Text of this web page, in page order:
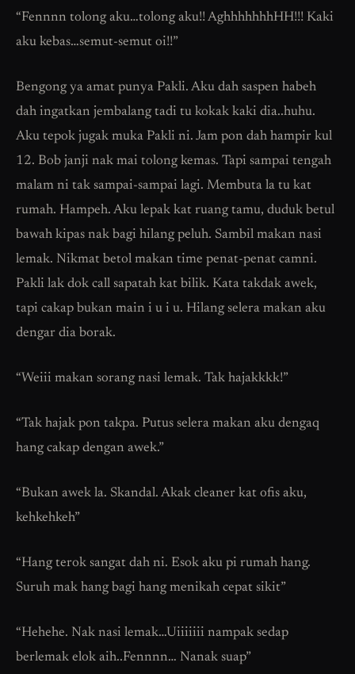
“Fennnn tolong aku…tolong aku!! AghhhhhhhHH!!! Kaki
aku kebas…semut-semut oi!!”
Bengong ya amat punya Pakli. Aku dah saspen habeh
dah ingatkan jembalang tadi tu kokak kaki dia..huhu.
Aku tepok jugak muka Pakli ni. Jam pon dah hampir kul
12. Bob janji nak mai tolong kemas. Tapi sampai tengah
malam ni tak sampai-sampai lagi. Membuta la tu kat
rumah. Hampeh. Aku lepak kat ruang tamu, duduk betul
bawah kipas nak bagi hilang peluh. Sambil makan nasi
lemak. Nikmat betol makan time penat-penat camni.
Pakli lak dok call sapatah kat bilik. Kata takdak awek,
tapi cakap bukan main i u i u. Hilang selera makan aku
dengar dia borak.
“Weiii makan sorang nasi lemak. Tak hajakkkk!”
“Tak hajak pon takpa. Putus selera makan aku dengaq
hang cakap dengan awek.”
“Bukan awek la. Skandal. Akak cleaner kat ofis aku,
kehkehkeh”
“Hang terok sangat dah ni. Esok aku pi rumah hang.
Suruh mak hang bagi hang menikah cepat sikit”
“Hehehe. Nak nasi lemak…Uiiiiiii nampak sedap
berlemak elok aih..Fennnn… Nanak suap”